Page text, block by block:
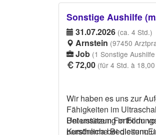
Sonstige Aushilfe
31.07.2026 (ca. 4 Std.)
Arnstein (97450
Job (1 Sonstige
72,00 (für 4 Std. à
Wir haben es uns zur
Fähigkeiten im Ultraschall-Bereich zu verbessern.
Unterstützung in Form
Kursthema bei diesem
Bei unserem
persönliche Begleitung